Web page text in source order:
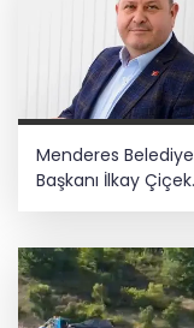
Menderes Belediye
Başkanı İlkay Çiçek